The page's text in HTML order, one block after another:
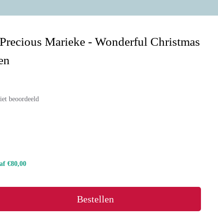
Marieke - Wonderful Christmas
beoordeeld
€80,00
Bestellen